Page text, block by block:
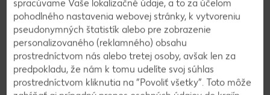
Krok 2:Kým sú rezance namočené vo vode, pripravte si
ostatné prísady: predvarené krevety omyte a osušte, tofu
nakrájajte na kocky a nakladanú reďkovku nakrájajte
nadrobno. Klíčky mungo fazule omyte a nechajte odkvapkať
cez sitko. Jarnú cibuľku opláchnite studenou vodou, osušte
a nakrájajte na kúsky veľké 2 – 3 cm. Limetku opláchnite
spracúvame Vaše lokalizačné údaje, a to za účelom
pohodlného nastavenia webovej stránky, k vytvoreniu
pseudonymných štatistík alebo pre zobrazenie
personalizovaného (reklamného) obsahu
prostredníctvom nás alebo tretej osoby, avšak len za
predpokladu, že nám k tomu udelíte svoj súhlas
prostredníctvom kliknutia na “Povoliť všetky”. Toto môže